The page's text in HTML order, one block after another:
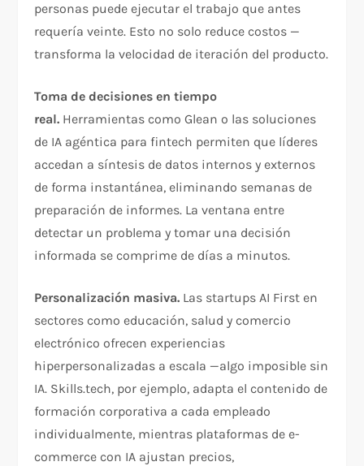
personas puede ejecutar el trabajo que antes
requería veinte. Esto no solo reduce costos —
transforma la velocidad de iteración del producto.
Toma de decisiones en tiempo
real. Herramientas como Glean o las soluciones
de IA agéntica para fintech permiten que líderes
accedan a síntesis de datos internos y externos
de forma instantánea, eliminando semanas de
preparación de informes. La ventana entre
detectar un problema y tomar una decisión
informada se comprime de días a minutos.
Personalización masiva. Las startups AI First en
sectores como educación, salud y comercio
electrónico ofrecen experiencias
hiperpersonalizadas a escala —algo imposible sin
IA. Skills.tech, por ejemplo, adapta el contenido de
formación corporativa a cada empleado
individualmente, mientras plataformas de e-
commerce con IA ajustan precios,